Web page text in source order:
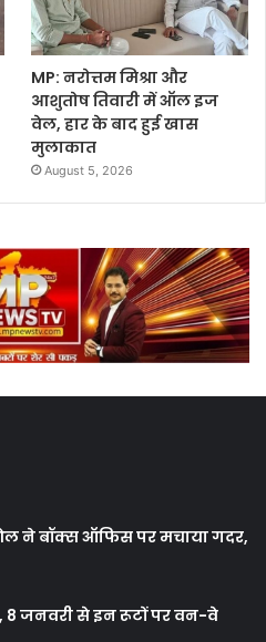
MP: नरोत्तम मिश्रा और
आशुतोष तिवारी में ऑल इज
वेल, हार के बाद हुई खास
मुलाकात
August 5, 2026
ने बॉक्स ऑफिस पर मचाया गदर,
8 जनवरी से इन रूटों पर वन-वे